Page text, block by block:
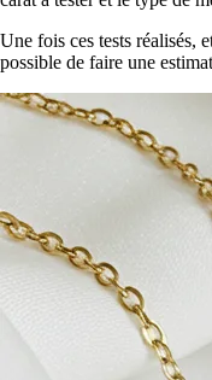
Une fois ces tests réalisés,
possible de faire une